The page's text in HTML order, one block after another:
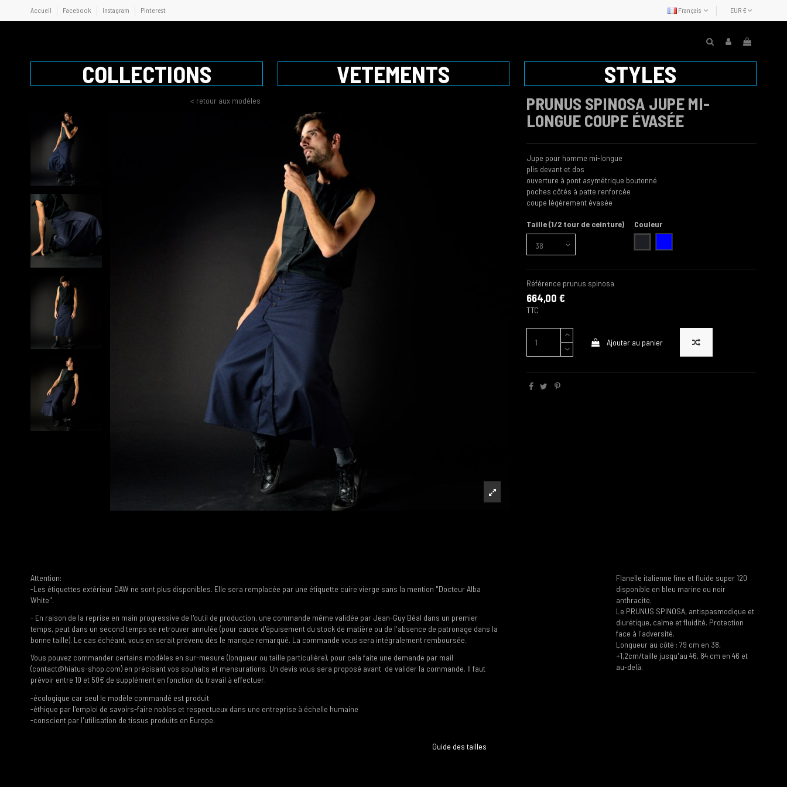
Accueil Facebook Instagram Pinterest Français EUR €
COLLECTIONS VETEMENTS STYLES
< retour aux modèles
PRUNUS SPINOSA JUPE MI-
LONGUE COUPE ÉVASÉE
Jupe pour homme mi-longue
plis devant et dos
ouverture à pont asymétrique boutonné
poches côtés à patte renforcée
coupe légèrement évasée
Taille (1/2 tour de ceinture)
Couleur
Référence prunus spinosa
664,00 €
TTC
Ajouter au panier
Flanelle italienne fine et fluide super 120
disponible en bleu marine ou noir
anthracite.
Le PRUNUS SPINOSA, antispasmodique et
diurétique, calme et fluidité. Protection
face à l'adversité.
Longueur au côté : 79 cm en 38,
+1,2cm/taille jusqu'au 46, 84 cm en 46 et
au-delà.
Attention:
-Les étiquettes extérieur DAW ne sont plus disponibles. Elle sera remplacée par une étiquette cuire vierge sans la mention "Docteur Alba
White".
- En raison de la reprise en main progressive de l'outil de production, une commande même validée par Jean-Guy Béal dans un premier
temps, peut dans un second temps se retrouver annulée (pour cause d'épuisement du stock de matière ou de l'absence de patronage dans la
bonne taille). Le cas échéant, vous en serait prévenu dès le manque remarqué. La commande vous sera intégralement remboursée.
Vous pouvez commander certains modèles en sur-mesure (longueur ou taille particulière), pour cela faite une demande par mail
(contact@hiatus-shop.com) en précisant vos souhaits et mensurations. Un devis vous sera proposé avant de valider la commande. Il faut
prévoir entre 10 et 50€ de supplément en fonction du travail à effectuer.
-écologique car seul le modèle commandé est produit
-éthique par l'emploi de savoirs-faire nobles et respectueux dans une entreprise à échelle humaine
-conscient par l'utilisation de tissus produits en Europe.
Guide des tailles